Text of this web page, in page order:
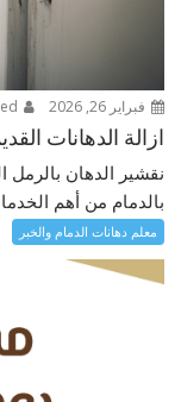
فبراير 26, 2026
ازالة الدهانات القديمة
نقشير الدهان بالرمل
بالدمام من أهم
معلم دهانات الدمام والخبر